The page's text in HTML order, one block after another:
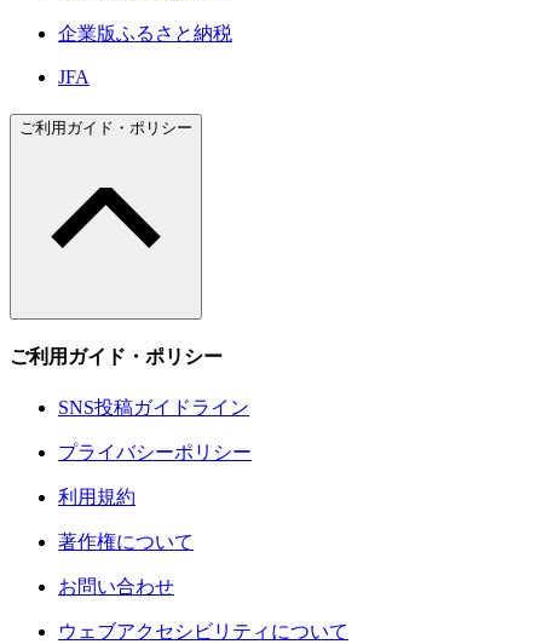
企業版ふるさと納税
JFA
ご利用ガイド・ポリシー
ご利用ガイド・ポリシー
SNS投稿ガイドライン
プライバシーポリシー
利用規約
著作権について
お問い合わせ
ウェブアクセシビリティについて